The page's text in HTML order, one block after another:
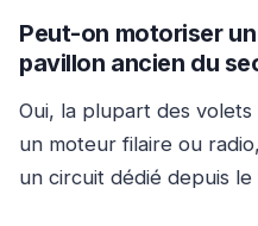
Peut-on motoriser
pavillon ancien du
Oui, la plupart des
un moteur filaire ou
un circuit dédié depuis